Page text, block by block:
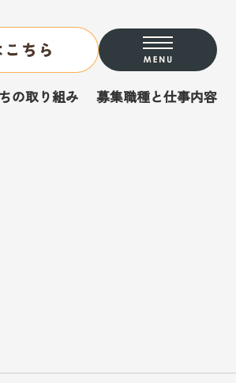
Menu
の取り組み 募集職種と仕事内容